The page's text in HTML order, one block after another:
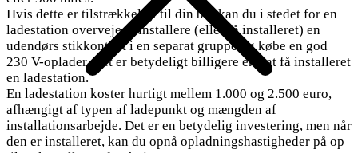
Hvis dette er tilstrækkeligt til din bil, kan du i stedet for en
ladestation overveje at installere (eller få installeret) en
udendørs stikkontakt i en separat gruppe og købe en god
230 V-oplader. Det er betydeligt billigere end at få installeret
en ladestation.
En ladestation koster hurtigt mellem 1.000 og 2.500 euro,
afhængigt af typen af ladepunkt og mængden af
installationsarbejde. Det er en betydelig investering, men når
den er installeret, kan du opnå opladningshastigheder på op